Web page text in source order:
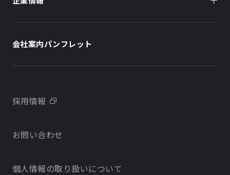
住まい（社宅・賃貸住宅）
学校・教育施設
不動産開発をご検討の方へ
物件をお探しの方向け
オフィス・店舗をお探しの方へ
住まい（賃貸住宅）
会社案内パンフレット
採用情報
お問い合わせ
個人情報の取り扱いについて